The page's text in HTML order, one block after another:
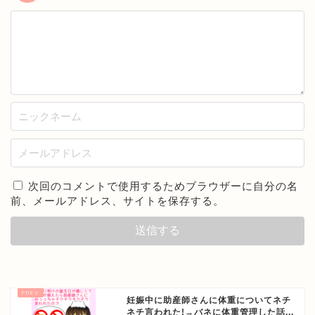
次回のコメントで使用するためブラウザーに自分の名
前、メールアドレス、サイトを保存する。
妊娠中に助産師さんに体重についてネチ
ネチ言われた!→バネに体重管理した話...